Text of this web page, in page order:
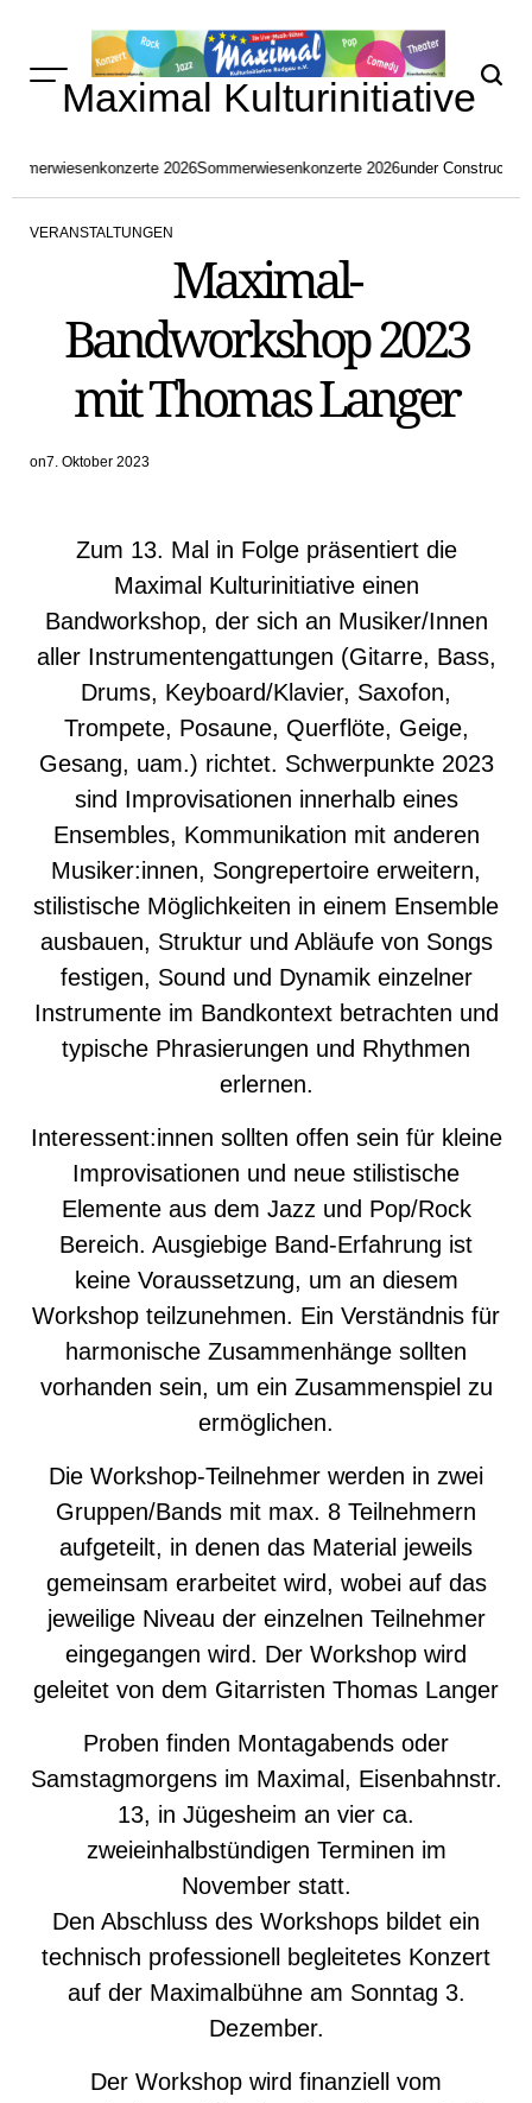
to
content
Maximal Kulturinitiative
2026Sommerwiesenkonzerte 2026under Construction
POSTED
VERANSTALTUNGEN
Maximal-
Bandworkshop 2023
mit Thomas Langer
on7. Oktober 2023
Zum 13. Mal in Folge präsentiert die
Maximal Kulturinitiative einen
Bandworkshop, der sich an Musiker/Innen
aller Instrumentengattungen (Gitarre, Bass,
Drums, Keyboard/Klavier, Saxofon,
Trompete, Posaune, Querflöte, Geige,
Gesang, uam.) richtet. Schwerpunkte 2023
sind Improvisationen innerhalb eines
Ensembles, Kommunikation mit anderen
Musiker:innen, Songrepertoire erweitern,
stilistische Möglichkeiten in einem Ensemble
ausbauen, Struktur und Abläufe von Songs
festigen, Sound und Dynamik einzelner
Instrumente im Bandkontext betrachten und
typische Phrasierungen und Rhythmen
erlernen.
Interessent:innen sollten offen sein für kleine
Improvisationen und neue stilistische
Elemente aus dem Jazz und Pop/Rock
Bereich. Ausgiebige Band-Erfahrung ist
keine Voraussetzung, um an diesem
Workshop teilzunehmen. Ein Verständnis für
harmonische Zusammenhänge sollten
vorhanden sein, um ein Zusammenspiel zu
ermöglichen.
Die Workshop-Teilnehmer werden in zwei
Gruppen/Bands mit max. 8 Teilnehmern
aufgeteilt, in denen das Material jeweils
gemeinsam erarbeitet wird, wobei auf das
jeweilige Niveau der einzelnen Teilnehmer
eingegangen wird. Der Workshop wird
geleitet von dem Gitarristen Thomas Langer
Proben finden Montagabends oder
Samstagmorgens im Maximal, Eisenbahnstr.
13, in Jügesheim an vier ca.
zweieinhalbstündigen Terminen im
November statt.
Den Abschluss des Workshops bildet ein
technisch professionell begleitetes Konzert
auf der Maximalbühne am Sonntag 3.
Dezember.
Der Workshop wird finanziell vom